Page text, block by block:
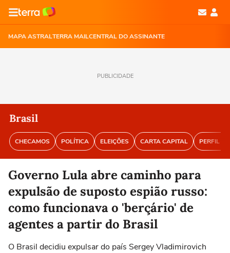
MAPA ASTRALTERRA MAILCENTRAL DO ASSINANTE
PUBLICIDADE
Brasil
CHECAMOS POLÍTICA ELEIÇÕES CARTA CAPITAL PERFIL
Governo Lula abre caminho para
expulsão de suposto espião russo:
como funcionava o 'berçário' de
agentes a partir do Brasil
O Brasil decidiu expulsar do país Sergey Vladimirovich